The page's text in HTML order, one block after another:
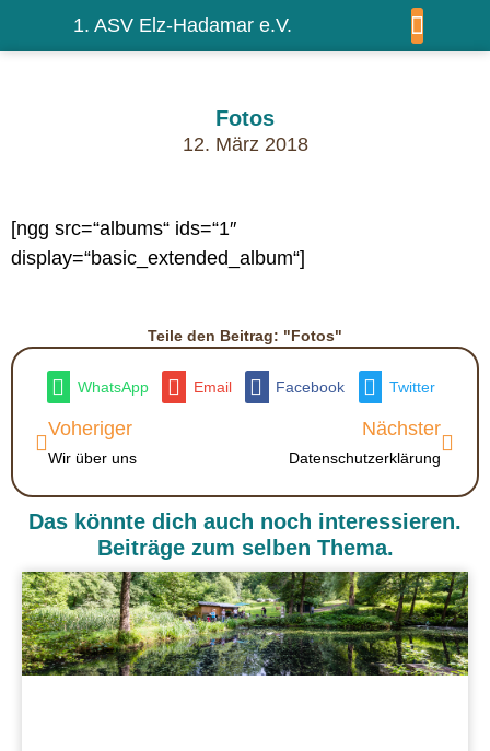
1. ASV Elz-Hadamar e.V.
Fotos
12. März 2018
[ngg src=“albums“ ids=“1″
display=“basic_extended_album“]
Teile den Beitrag: "Fotos"
WhatsApp Email Facebook Twitter
Voheriger
Wir über uns
Nächster
Datenschutzerklärung
Das könnte dich auch noch interessieren.
Beiträge zum selben Thema.